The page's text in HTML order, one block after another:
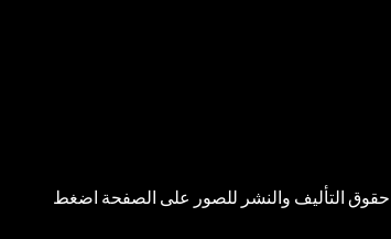
التأليف والنشر للصور على الصفحة اضغط